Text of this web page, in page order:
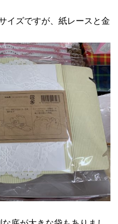
イズですが、紙レースと金